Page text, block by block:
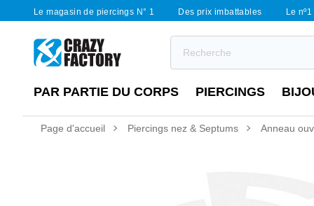
Le magasin de piercings N° 1 Des prix imbattables Le
PAR PARTIE DU CORPS PIERCINGS
Page d'accueil Piercings nez & Septums Anneau